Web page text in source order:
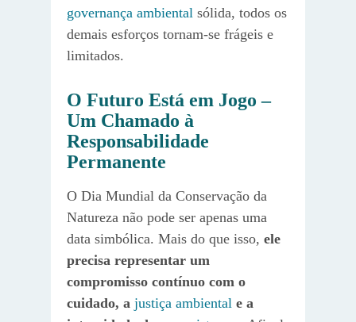
governança ambiental sólida, todos os
demais esforços tornam-se frágeis e
limitados.
O Futuro Está em Jogo –
Um Chamado à
Responsabilidade
Permanente
O Dia Mundial da Conservação da
Natureza não pode ser apenas uma
data simbólica. Mais do que isso, ele
precisa representar um
compromisso contínuo com o
cuidado, a justiça ambiental e a